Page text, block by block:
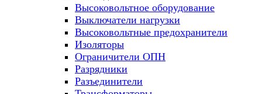
Высоковольтное оборудование
Выключатели нагрузки
Высоковольтные предохранители
Изоляторы
Ограничители ОПН
Разрядники
Разъединители